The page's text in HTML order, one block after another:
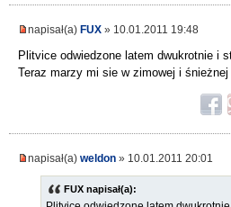
napisał(a) FUX » 10.01.2011 19:48
Plitvice odwiedzone latem dwukrotnie i
Teraz marzy mi sie w zimowej i śnieżnej
napisał(a) weldon » 10.01.2011 20:01
FUX napisał(a):